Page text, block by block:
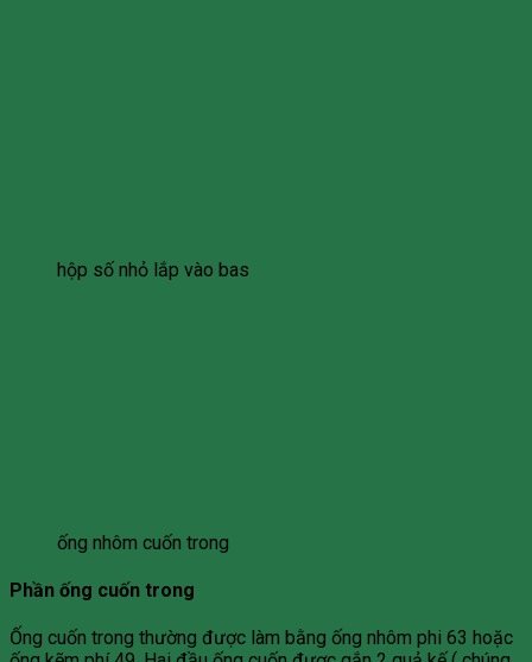
hộp số nhỏ lắp vào bas
ống nhôm cuốn trong
Phần ống cuốn trong
Ống cuốn trong thường được làm bằng ống nhôm phi 63 hoặc